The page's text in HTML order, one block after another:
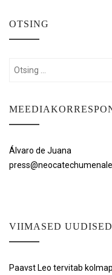
OTSING
Search
Álvaro de Juana
VIIMASED UUDISED
Paavst Leo tervitab